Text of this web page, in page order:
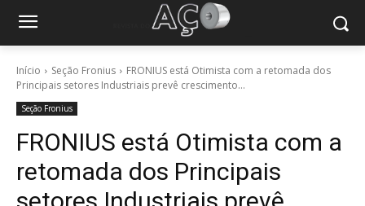
Início Seção Fronius
FRONIUS está Otimista com a retomada dos
Principais setores Industriais prevê crescimento...
Seção Fronius
FRONIUS está Otimista com a
retomada dos Principais